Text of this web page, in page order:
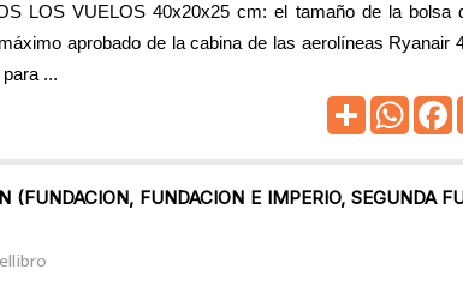
LOS VUELOS 40x20x25 cm: el tamaño de la bolsa
aprobado de la cabina de las aerolíneas Ryanair
...
(FUNDACION, FUNDACION E IMPERIO, SEGUNDA